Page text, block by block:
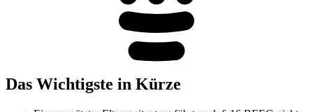
Das Wichtigste in Kürze